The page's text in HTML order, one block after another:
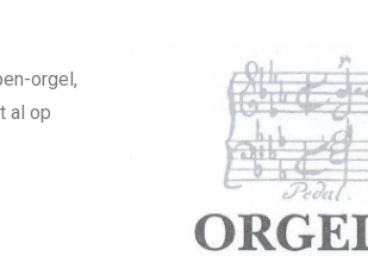
orgel,
al op